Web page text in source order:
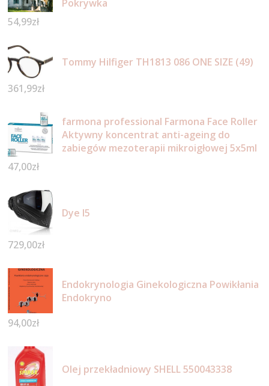
Pokrywka
54,99zł
Tommy Hilfiger TH1813 086 ONE SIZE (49)
361,99zł
farmona professional Farmona Face Roller
Aktywny koncentrat anti-ageing do
zabiegów mezoterapii mikroigłowej 5x5ml
47,00zł
Dye I5
729,00zł
Endokrynologia Ginekologiczna Powikłania
Endokryno
94,00zł
Olej przekładniowy SHELL 550043338